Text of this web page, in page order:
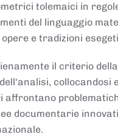
tolemaici in
del linguaggio
e tradizioni
il criterio
documentarie